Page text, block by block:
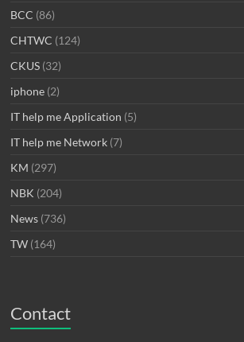
BCC (86)
CHTWC (124)
CKUS (32)
iphone (2)
IT help me Application (5)
IT help me Network (7)
KM (297)
NBK (204)
News (736)
TW (164)
Contact